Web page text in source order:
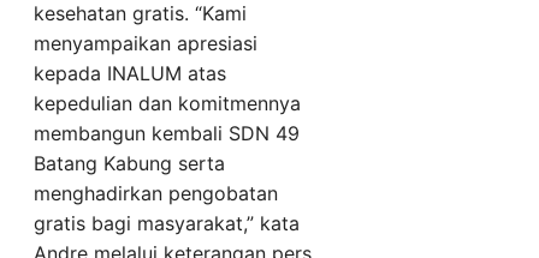
kesehatan gratis. “Kami
menyampaikan apresiasi
kepada INALUM atas
kepedulian dan komitmennya
membangun kembali SDN 49
Batang Kabung serta
menghadirkan pengobatan
gratis bagi masyarakat,” kata